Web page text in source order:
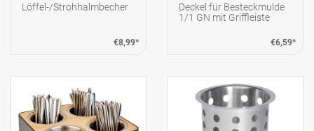
Löffel-/Strohhalmbecher
€8,99*
Deckel für Besteckmulde
1/1 GN mit Griffleiste
€6,59*